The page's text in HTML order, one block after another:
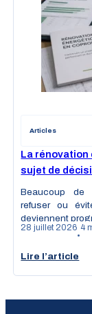
Articles
La rénovation
sujet de
Beaucoup de
refuser ou
deviennent
28 juillet 2026
•
4
Lire l’article